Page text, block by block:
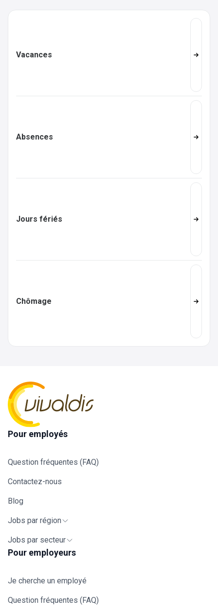
Vacances
Absences
Jours fériés
Chômage
Pour employés
Question fréquentes (FAQ)
Contactez-nous
Blog
Jobs par région
Jobs par secteur
Pour employeurs
Je cherche un employé
Question fréquentes (FAQ)